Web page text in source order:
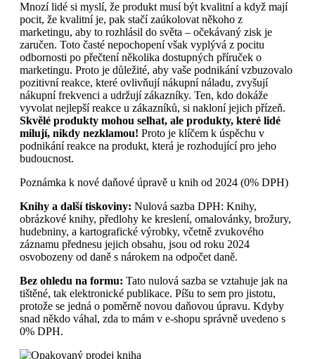
Mnozí lidé si myslí, že produkt musí být kvalitní a když mají
pocit, že kvalitní je, pak stačí zaúkolovat někoho z
marketingu, aby to rozhlásil do světa – očekávaný zisk je
zaručen. Toto časté nepochopení však vyplývá z pocitu
odbornosti po přečtení několika dostupných příruček o
marketingu. Proto je důležité, aby vaše podnikání vzbuzovalo
pozitivní reakce, které ovlivňují nákupní náladu, zvyšují
nákupní frekvenci a udržují zákazníky. Ten, kdo dokáže
vyvolat nejlepší reakce u zákazníků, si nakloní jejich přízeň.
Skvělé produkty mohou selhat, ale produkty, které lidé
milují, nikdy nezklamou! Proto je klíčem k úspěchu v
podnikání reakce na produkt, která je rozhodující pro jeho
budoucnost.
Poznámka k nové daňové úpravě u knih od 2024 (0% DPH)
Knihy a další tiskoviny: Nulová sazba DPH: Knihy,
obrázkové knihy, předlohy ke kreslení, omalovánky, brožury,
hudebniny, a kartografické výrobky, včetně zvukového
záznamu přednesu jejich obsahu, jsou od roku 2024
osvobozeny od daně s nárokem na odpočet daně.
Bez ohledu na formu: Tato nulová sazba se vztahuje jak na
tištěné, tak elektronické publikace. Píšu to sem pro jistotu,
protože se jedná o poměrně novou daňovou úpravu. Kdyby
snad někdo váhal, zda to mám v e-shopu správně uvedeno s
0% DPH.